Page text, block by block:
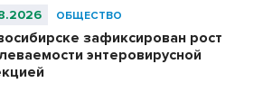
ОБЩЕСТВО
зафиксирован рост
энтеровирусной